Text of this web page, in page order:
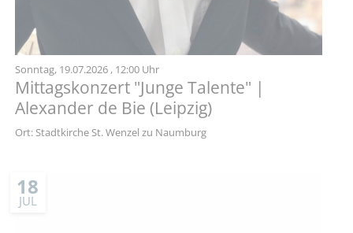
Sonntag, 19.07.2026 , 12:00 Uhr
Mittagskonzert "Junge Talente" |
Alexander de Bie (Leipzig)
Ort: Stadtkirche St. Wenzel zu Naumburg
18
JUL